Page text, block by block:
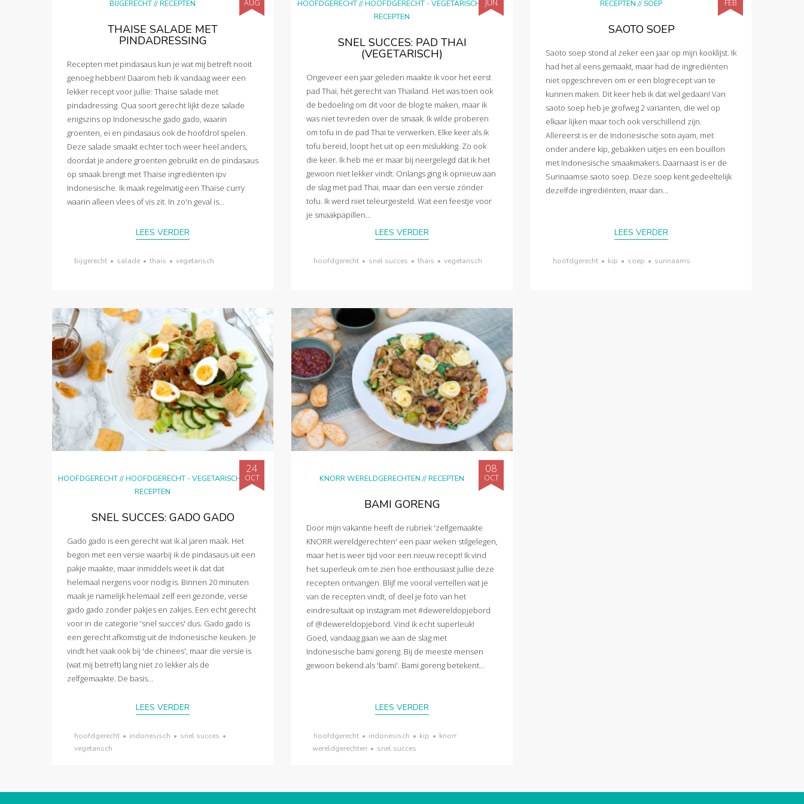
BIJGERECHT//RECEPTEN AUG
THAISE SALADE MET
PINDADRESSING
Recepten met pindasaus kun je wat mij betreft nooit
genoeg hebben! Daarom heb ik vandaag weer een
lekker recept voor jullie: Thaise salade met
pindadressing. Qua soort gerecht lijkt deze salade
enigszins op Indonesische gado gado, waarin
groenten, ei en pindasaus ook de hoofdrol spelen.
Deze salade smaakt echter toch weer heel anders,
doordat je andere groenten gebruikt en de pindasaus
op smaak brengt met Thaise ingrediënten ipv
Indonesische. Ik maak regelmatig een Thaise curry
waarin alleen vlees of vis zit. In zo'n geval is...
LEES VERDER
bijgerecht • salade • thais • vegetarisch
HOOFDGERECHT//HOOFDGERECHT - VEGETARISCH
RECEPTEN
JUN
SNEL SUCCES: PAD THAI
(VEGETARISCH)
Ongeveer een jaar geleden maakte ik voor het eerst
pad Thai, hét gerecht van Thailand. Het was toen ook
de bedoeling om dit voor de blog te maken, maar ik
was niet tevreden over de smaak. Ik wilde proberen
om tofu in de pad Thai te verwerken. Elke keer als ik
tofu bereid, loopt het uit op een mislukking. Zo ook
die keer. Ik heb me er maar bij neergelegd dat ik het
gewoon niet lekker vindt. Onlangs ging ik opnieuw aan
de slag met pad Thai, maar dan een versie zónder
tofu. Ik werd niet teleurgesteld. Wat een feestje voor
je smaakpapillen...
LEES VERDER
hoofdgerecht • snel succes • thais • vegetarisch
RECEPTEN //SOEP FEB
SAOTO SOEP
Saoto soep stond al zeker een jaar op mijn kooklijst. Ik
had het al eens gemaakt, maar had de ingrediënten
niet opgeschreven om er een blogrecept van te
kunnen maken. Dit keer heb ik dat wel gedaan! Van
saoto soep heb je grofweg 2 varianten, die wel op
elkaar lijken maar toch ook verschillend zijn.
Allereerst is er de Indonesische soto ayam, met
onder andere kip, gebakken uitjes en een bouillon
met Indonesische smaakmakers. Daarnaast is er de
Surinaamse saoto soep. Deze soep kent gedeeltelijk
dezelfde ingrediënten, maar dan...
LEES VERDER
hoofdgerecht • kip • soep • surinaams
HOOFDGERECHT//HOOFDGERECHT - VEGETARISCH //
RECEPTEN
24
OCT
SNEL SUCCES: GADO GADO
Gado gado is een gerecht wat ik al jaren maak. Het
begon met een versie waarbij ik de pindasaus uit een
pakje maakte, maar inmiddels weet ik dat dat
helemaal nergens voor nodig is. Binnen 20 minuten
maak je namelijk helemaal zelf een gezonde, verse
gado gado zonder pakjes en zakjes. Een echt gerecht
voor in de categorie 'snel succes' dus. Gado gado is
een gerecht afkomstig uit de Indonesische keuken. Je
vindt het vaak ook bij 'de chinees', maar die versie is
(wat mij betreft) lang niet zo lekker als de
zelfgemaakte. De basis...
LEES VERDER
hoofdgerecht • indonesisch • snel succes •
vegetarisch
KNORR WERELDGERECHTEN //RECEPTEN
08
OCT
BAMI GORENG
Door mijn vakantie heeft de rubriek 'zelfgemaakte
KNORR wereldgerechten' een paar weken stilgelegen,
maar het is weer tijd voor een nieuw recept! Ik vind
het superleuk om te zien hoe enthousiast jullie deze
recepten ontvangen. Blijf me vooral vertellen wat je
van de recepten vindt, of deel je foto van het
eindresultaat op instagram met #dewereldopjebord
of @dewereldopjebord. Vind ik echt superleuk!
Goed, vandaag gaan we aan de slag met
Indonesische bami goreng. Bij de meeste mensen
gewoon bekend als 'bami'. Bami goreng betekent...
LEES VERDER
hoofdgerecht • indonesisch • kip • knorr
wereldgerechten • snel succes